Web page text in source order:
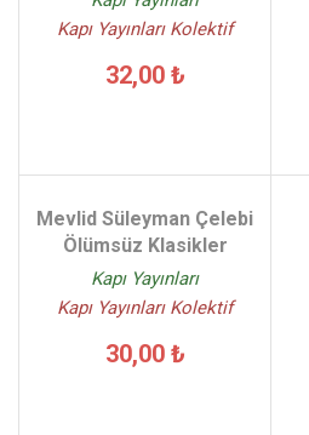
Kapı Yayınları Kolektif
32,00 ₺
Mevlid Süleyman Çelebi
Ölümsüz Klasikler
Kapı Yayınları
Kapı Yayınları Kolektif
30,00 ₺